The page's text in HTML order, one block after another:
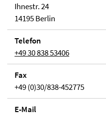
Ihnestr. 24
14195 Berlin
Telefon
+49 30 838 53406
Fax
+49 (0)30/838-452775
E-Mail